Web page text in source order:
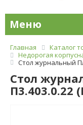
Меню
Главная Каталог
Недорогая
Стол журнальный
Стол
П3.403.0.22